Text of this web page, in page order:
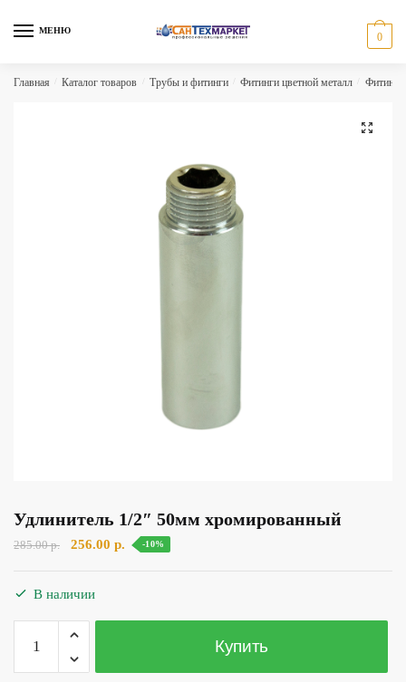
МЕНЮ
0
Главная Каталог товаров Трубы и фитинги Фитинги цветной металл
🔍
Удлинитель 1/2″ 50мм хромированный
285.00р.
Первоначальная
256.00 р. Текущая
-10%
В наличии
Количество
товара
Удлинитель
Купить